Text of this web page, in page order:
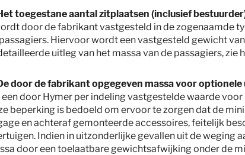
2 - 3
Slaapplaatsen
4430 kg
maximummassa*
toegestane aantal zitplaatsen (inclusief
door de fabrikant vastgesteld in de zogenaamde
Hiervoor wordt een vastgesteld gewicht
uitleg van het massa van de passagiers, zie
door de fabrikant opgegeven massa voor optionele
een door Hymer per indeling vastgestelde waarde
beperking is bedoeld om ervoor te zorgen dat de
en achteraf gemonteerde accessoires, feitelijk
Indien in uitzonderlijke gevallen uit de weging
door een toelaatbare gewichtsafwijking onder de